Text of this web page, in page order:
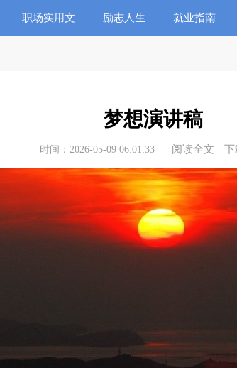
职场实用文 励志人生 就业指南
梦想演讲稿
时间：2026-05-09 06:01:33 阅读全文 下